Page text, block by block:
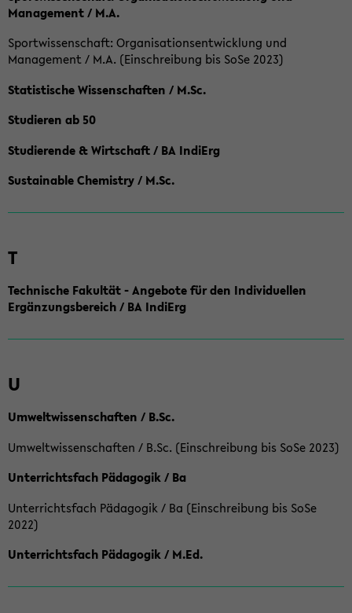
Management / M.A.
Sportwissenschaft: Organisationsentwicklung und
Management / M.A. (Einschreibung bis SoSe 2023)
Statistische Wissenschaften / M.Sc.
Studieren ab 50
Studierende & Wirtschaft / BA IndiErg
Sustainable Chemistry / M.Sc.
T
Technische Fakultät - Angebote für den Individuellen
Ergänzungsbereich / BA IndiErg
U
Umweltwissenschaften / B.Sc.
Umweltwissenschaften / B.Sc. (Einschreibung bis SoSe 2023)
Unterrichtsfach Pädagogik / Ba
Unterrichtsfach Pädagogik / Ba (Einschreibung bis SoSe
2022)
Unterrichtsfach Pädagogik / M.Ed.